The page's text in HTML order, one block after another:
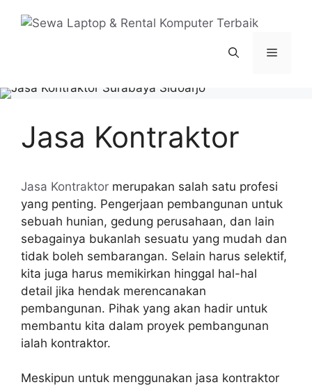
Menu
Jasa Kontraktor
Jasa Kontraktor merupakan salah satu profesi
yang penting. Pengerjaan pembangunan untuk
sebuah hunian, gedung perusahaan, dan lain
sebagainya bukanlah sesuatu yang mudah dan
tidak boleh sembarangan. Selain harus selektif,
kita juga harus memikirkan hinggal hal-hal
detail jika hendak merencanakan
pembangunan. Pihak yang akan hadir untuk
membantu kita dalam proyek pembangunan
ialah kontraktor.
Meskipun untuk menggunakan jasa kontraktor